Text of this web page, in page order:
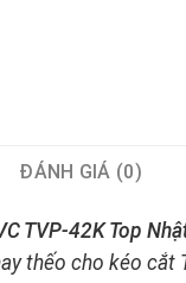
ĐÁNH GIÁ (0)
TVP-42K Top
thếo cho kéo cắt